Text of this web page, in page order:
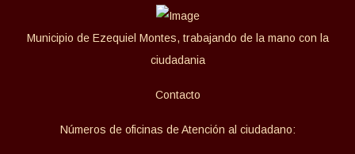
Municipio de Ezequiel Montes, trabajando de la mano con la
ciudadania
Contacto
Números de oficinas de Atención al ciudadano: